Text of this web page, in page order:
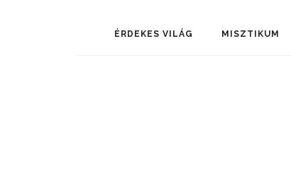
ÉRDEKES VILÁG MISZTIKUM